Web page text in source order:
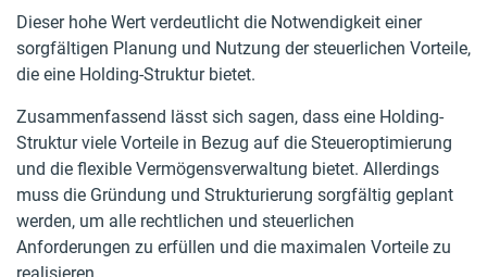
Dieser hohe Wert verdeutlicht die Notwendigkeit einer
sorgfältigen Planung und Nutzung der steuerlichen Vorteile,
die eine Holding-Struktur bietet.
Zusammenfassend lässt sich sagen, dass eine Holding-
Struktur viele Vorteile in Bezug auf die Steueroptimierung
und die flexible Vermögensverwaltung bietet. Allerdings
muss die Gründung und Strukturierung sorgfältig geplant
werden, um alle rechtlichen und steuerlichen
Anforderungen zu erfüllen und die maximalen Vorteile zu